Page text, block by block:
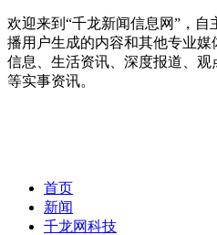
欢迎来到“千龙新闻信息网”，
播用户生成的内容和其他专业
信息、生活资讯、深度报道、
等实事资讯。
首页
新闻
千龙网科技